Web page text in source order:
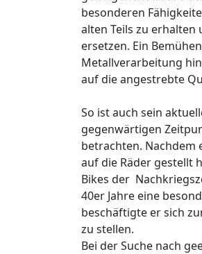
besonderen
alten Teils zu erhalten
ersetzen. Ein
Metallverarbeitung
auf die angestrebte
So ist auch sein
gegenwärtigen
betrachten. Nachdem
auf die Räder gestellt
Bikes der
40er Jahre eine
beschäftigte er sich
zu stellen.
Bei der Suche nach